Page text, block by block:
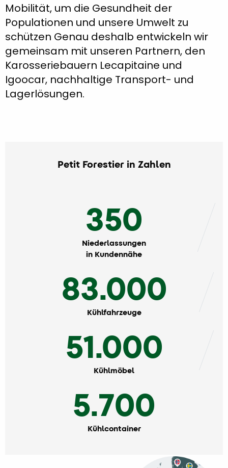
Mobilität, um die Gesundheit der
Populationen und unsere Umwelt zu
schützen Genau deshalb entwickeln wir
gemeinsam mit unseren Partnern, den
Karosseriebauern Lecapitaine und
Igoocar, nachhaltige Transport- und
Lagerlösungen.
Petit Forestier in Zahlen
350
Niederlassungen
in Kundennähe
83.000
Kühlfahrzeuge
51.000
Kühlmöbel
5.700
Kühlcontainer